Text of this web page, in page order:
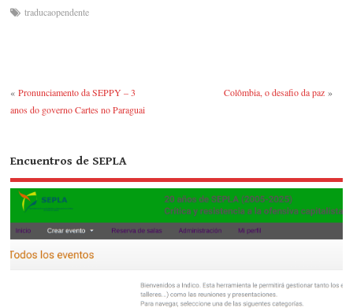
botte
traducaopendente
«Pronunciamento da SEPPY – 3
anos do governo Cartes no Paraguai
Colômbia, o desafio da paz»
Encuentros de SEPLA